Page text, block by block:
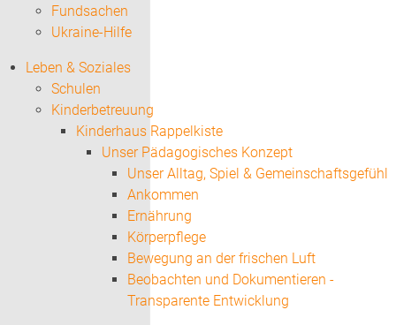
Fundsachen
Ukraine-Hilfe
Leben & Soziales
Schulen
Kinderbetreuung
Kinderhaus Rappelkiste
Unser Pädagogisches Konzept
Unser Alltag, Spiel & Gemeinschaftsgefühl
Ankommen
Ernährung
Körperpflege
Bewegung an der frischen Luft
Beobachten und Dokumentieren -
Transparente Entwicklung